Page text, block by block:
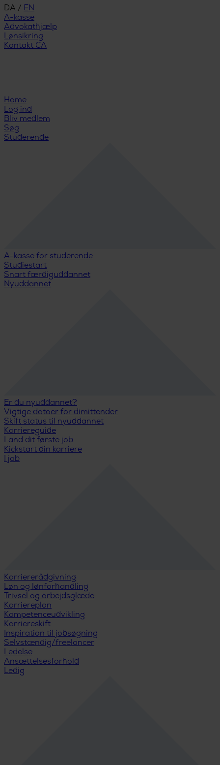
DA / EN
A-kasse
Advokathjælp
Lønsikring
Kontakt CA
Home
Log ind
Bliv medlem
Søg
Studerende
A-kasse for studerende
Studiestart
Snart færdiguddannet
Nyuddannet
Er du nyuddannet?
Vigtige datoer for dimittender
Skift status til nyuddannet
Karriereguide
Land dit første job
Kickstart din karriere
I job
Karriererådgivning
Løn og lønforhandling
Trivsel og arbejdsglæde
Karriereplan
Kompetenceudvikling
Karriereskift
Inspiration til jobsøgning
Selvstændig/freelancer
Ledelse
Ansættelsesforhold
Ledig